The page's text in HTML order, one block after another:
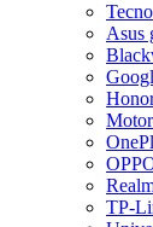
Tecno
Asus
TP-